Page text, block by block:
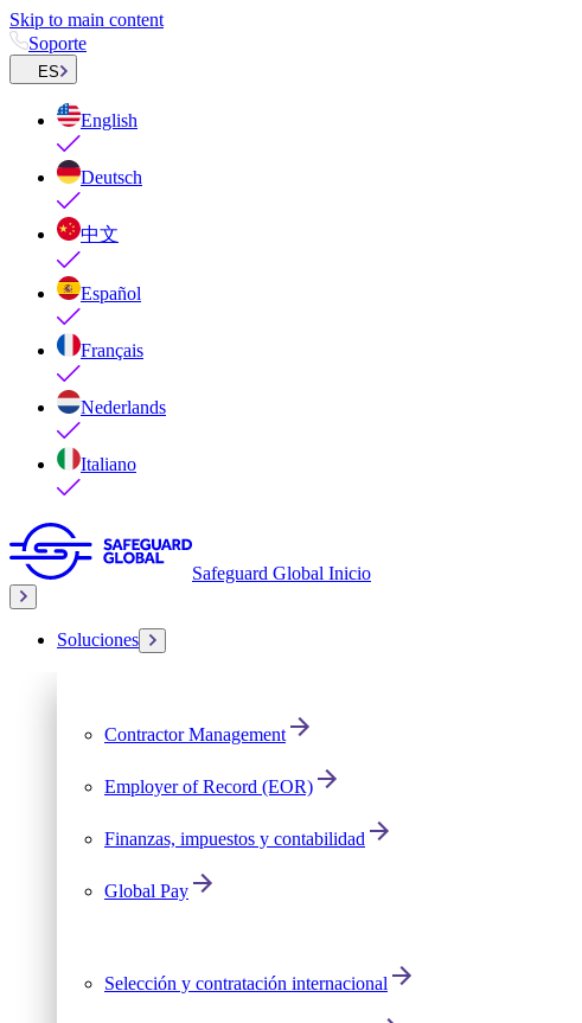
Skip to main content
Soporte
ES
English
Deutsch
中文
Español
Français
Nederlands
Italiano
Safeguard Global Inicio
Soluciones
Contractor Management
Employer of Record (EOR)
Finanzas, impuestos y contabilidad
Global Pay
Selección y contratación internacional